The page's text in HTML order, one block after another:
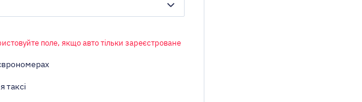
поле, якщо авто тільки зареєстроване
таксі